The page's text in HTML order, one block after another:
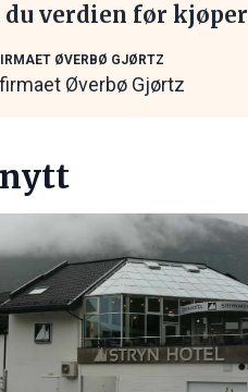
verdien før
ØVERBØ GJØRTZ
Øverbø Gjørtz